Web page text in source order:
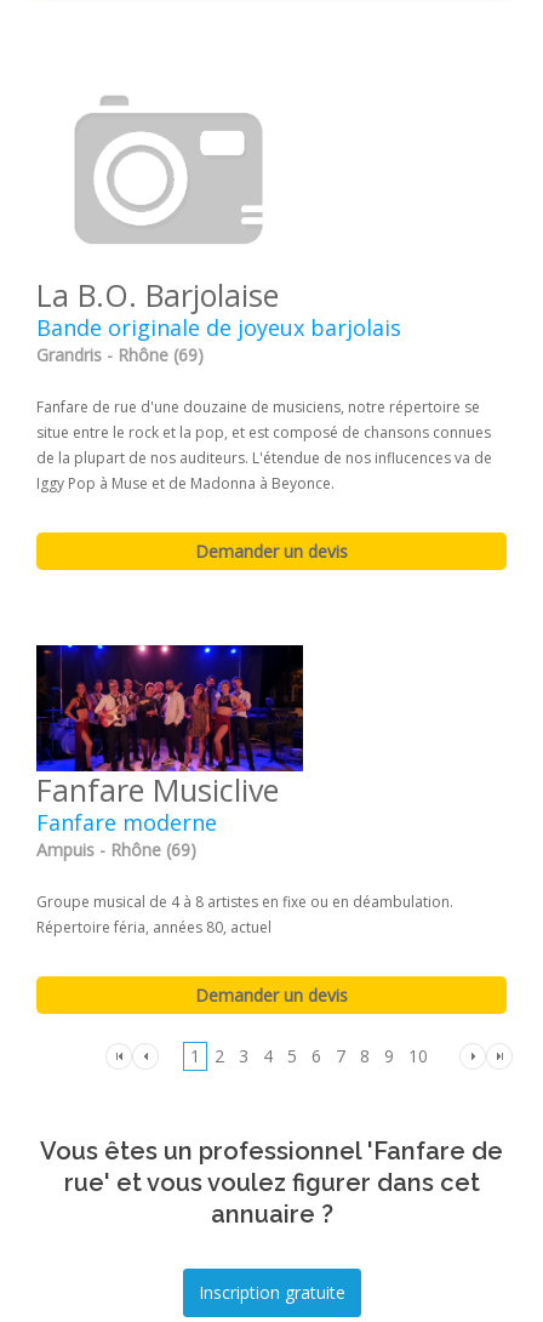
La B.O. Barjolaise
Bande originale de joyeux barjolais
Grandris - Rhône (69)
Fanfare de rue d'une douzaine de musiciens, notre répertoire se
situe entre le rock et la pop, et est composé de chansons connues
de la plupart de nos auditeurs. L'étendue de nos influcences va de
Iggy Pop à Muse et de Madonna à Beyonce.
Fanfare Musiclive
Fanfare moderne
Ampuis - Rhône (69)
Groupe musical de 4 à 8 artistes en fixe ou en déambulation.
Répertoire féria, années 80, actuel
1 2 3 4 5 6 7 8 9 10
Vous êtes un professionnel 'Fanfare de
rue' et vous voulez figurer dans cet
annuaire ?